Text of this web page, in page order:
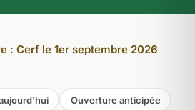
: Cerf le 1er septembre 2026
Ouverture anticipée